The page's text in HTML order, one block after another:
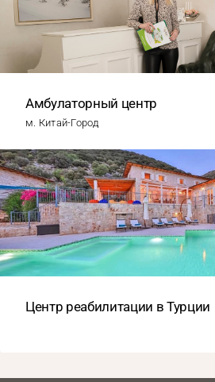
Амбулаторный центр
м. Китай-Город
Центр реабилитации в Турции